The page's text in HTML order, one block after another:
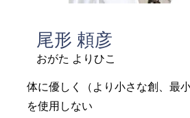
尾形 頼彦
おがた よりひこ
体に優しく（より小さな創、最
を使用しない